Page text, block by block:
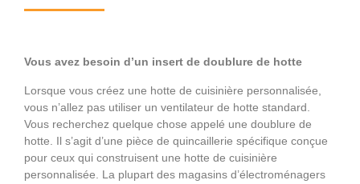
Vous avez besoin d’un insert de doublure de hotte
Lorsque vous créez une hotte de cuisinière personnalisée,
vous n’allez pas utiliser un ventilateur de hotte standard.
Vous recherchez quelque chose appelé une doublure de
hotte. Il s’agit d’une pièce de quincaillerie spécifique conçue
pour ceux qui construisent une hotte de cuisinière
personnalisée. La plupart des magasins d’électroménagers